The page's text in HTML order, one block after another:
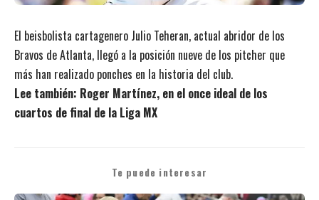
El beisbolista cartagenero Julio Teheran, actual abridor de los
Bravos de Atlanta, llegó a la posición nueve de los pitcher que
más han realizado ponches en la historia del club.
Lee también: Roger Martínez, en el once ideal de los
cuartos de final de la Liga MX
Te puede interesar